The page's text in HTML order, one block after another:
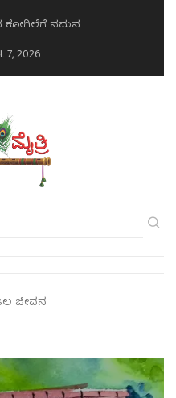
ಸವಿಭಾವ
7, 2026
ಜೀವನ